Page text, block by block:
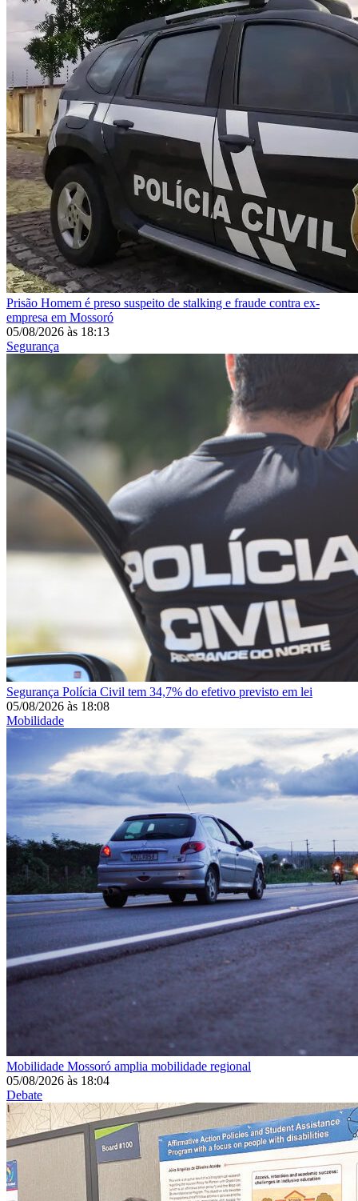
Prisão Homem é preso suspeito de stalking e fraude contra ex-
empresa em Mossoró
05/08/2026 às 18:13
Segurança
Segurança Polícia Civil tem 34,7% do efetivo previsto em lei
05/08/2026 às 18:08
Mobilidade
Mobilidade Mossoró amplia mobilidade regional
05/08/2026 às 18:04
Debate